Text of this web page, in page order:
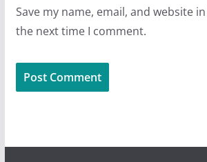
Save my name, email, and website
the next time I comment.